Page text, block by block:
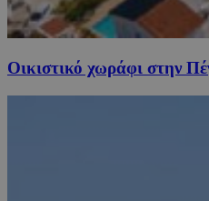
Οικιστικό χωράφι στην